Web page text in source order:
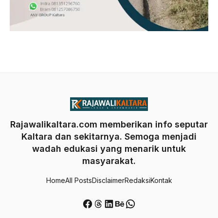
Rajawalikaltara.com memberikan info seputar
Kaltara dan sekitarnya. Semoga menjadi
wadah edukasi yang menarik untuk
masyarakat.
HomeAll PostsDisclaimerRedaksiKontak
Facebook
Threads
LinkedIn
Behance
WhatsApp